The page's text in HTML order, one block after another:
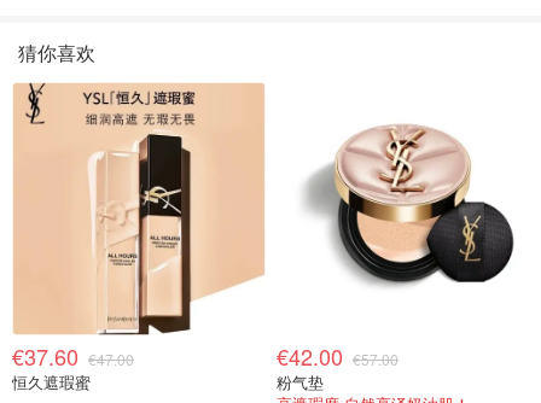
猜你喜欢
€37.60 €47.00
恒久遮瑕蜜
€42.00 €57.00
粉气垫